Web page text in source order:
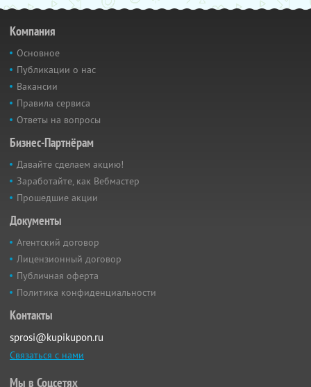
Компания
Основное
Публикации о нас
Вакансии
Правила сервиса
Ответы на вопросы
Бизнес-Партнёрам
Давайте сделаем акцию!
Заработайте, как Вебмастер
Прошедшие акции
Документы
Агентский договор
Лицензионный договор
Публичная оферта
Политика конфиденциальности
Контакты
sprosi@kupikupon.ru
Связаться с нами
Мы в Соцсетях